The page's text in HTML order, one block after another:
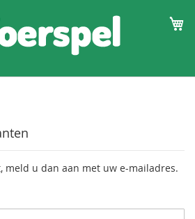
meld u dan aan met uw e-mailadres.